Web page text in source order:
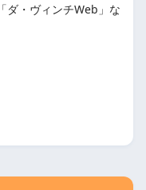
ダ・ヴィンチWeb」な